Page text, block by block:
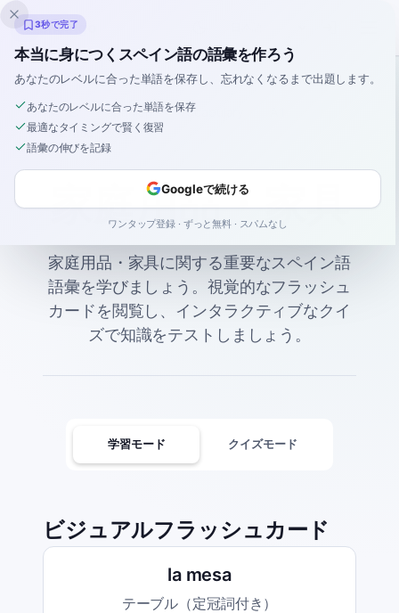
Inklingo
ホーム Spanish Vocabulary
家庭用品・家具
家庭用品・家具
家庭用品・家具に関する重要なスペイン語
語彙を学びましょう。視覚的なフラッシュ
カードを閲覧し、インタラクティブなクイ
ズで知識をテストしましょう。
学習モード クイズモード
ビジュアルフラッシュカード
la mesa
テーブル（定冠詞付き）
3秒で完了
本当に身につくスペイン語の語彙を作ろう
あなたのレベルに合った単語を保存し、忘れなくなるまで出題します。
あなたのレベルに合った単語を保存
最適なタイミングで賢く復習
語彙の伸びを記録
Googleで続ける
ワンタップ登録 · ずっと無料 · スパムなし